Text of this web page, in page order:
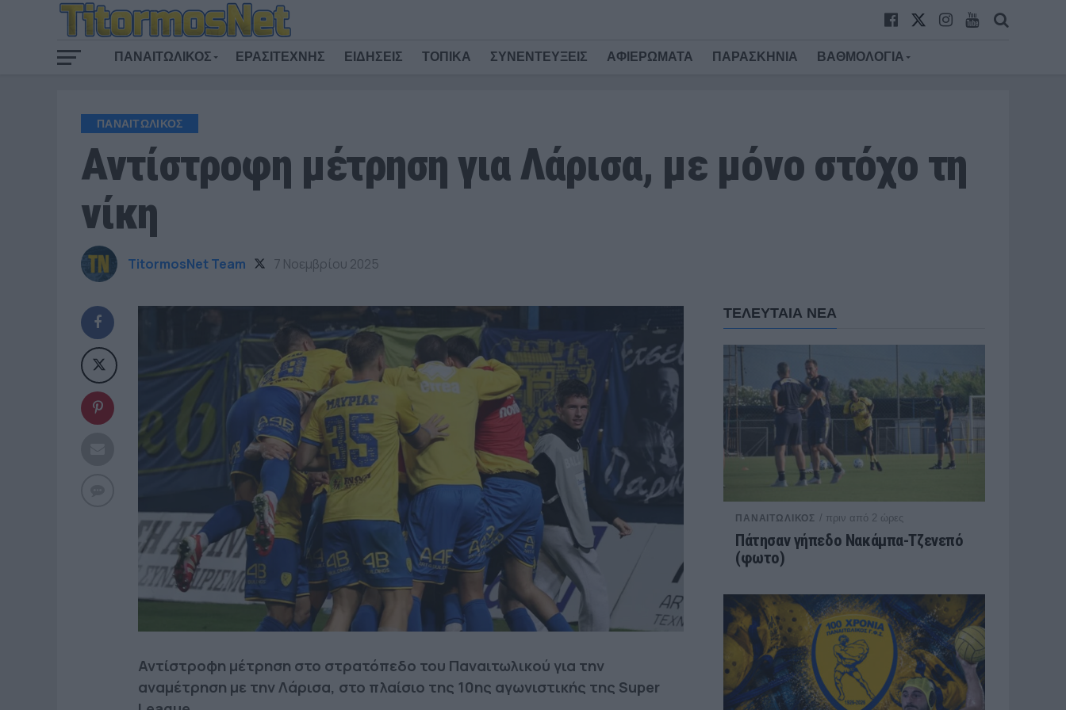
ΠΑΝΑΙΤΩΛΙΚΟΣ ΕΡΑΣΙΤΕΧΝΗΣ ΕΙΔΗΣΕΙΣ ΤΟΠΙΚΑ ΣΥΝΕΝΤΕΥΞΕΙΣ ΑΦΙΕΡΩΜΑΤΑ ΠΑΡΑΣΚΗΝΙΑ ΒΑΘΜΟΛΟΓΙΑ
ΠΑΝΑΙΤΩΛΙΚΟΣ
Αντίστροφη μέτρηση για Λάρισα, με μόνο στόχο τη
νίκη
TitormosNet Team 7 Νοεμβρίου 2025
Αντίστροφη μέτρηση στο στρατόπεδο του Παναιτωλικού για την
αναμέτρηση με την Λάρισα, στο πλαίσιο της 10ης αγωνιστικής της Super
ΤΕΛΕΥΤΑΙΑ ΝΕΑ
ΠΑΝΑΙΤΩΛΙΚΟΣ / πριν από 2 ώρες
Πάτησαν γήπεδο Νακάμπα-Τζενεπό
(φωτο)